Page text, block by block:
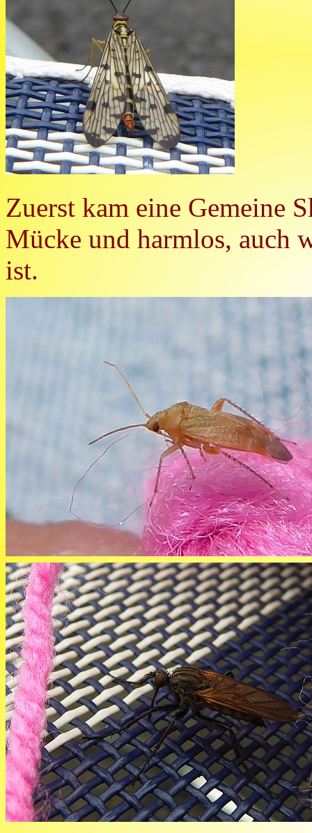
Zuerst kam eine Gemeine
Mücke und harmlos, auch
ist.